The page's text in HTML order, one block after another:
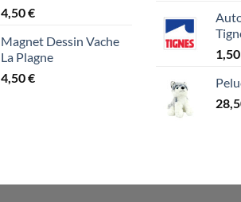
4,50€
Magnet Dessin Vache
La Plagne
4,50€
1,50